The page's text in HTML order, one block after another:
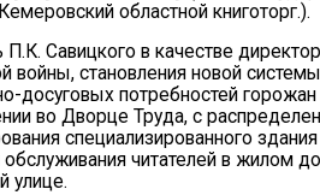
областной книготорг.).
П.К. Савицкого в качестве
войны, становления новой
досуговых потребностей
во Дворце Труда, с
специализированного
читателей в
улице.